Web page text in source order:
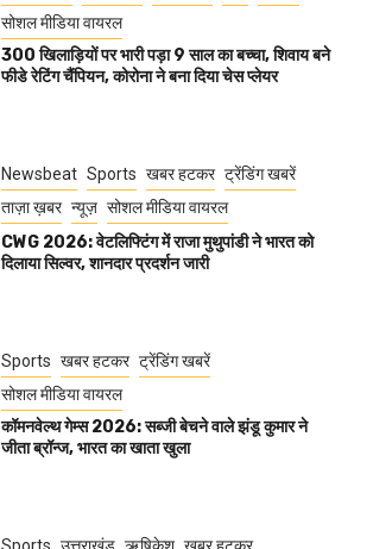
सोशल मीडिया वायरल
300 खिलाड़ियों पर भारी पड़ा 9 साल का बच्चा, शिवाय बने
फीडे रेटिंग चैंपियन, कोरोना ने बना दिया चेस प्लेयर
Newsbeat Sports खबर हटकर ट्रेंडिंग खबरें
ताज़ा ख़बर न्यूज़ सोशल मीडिया वायरल
CWG 2026: वेटलिफ्टिंग में राजा मुथुपांडी ने भारत को
दिलाया सिल्वर, शानदार प्रदर्शन जारी
Sports खबर हटकर ट्रेंडिंग खबरें
सोशल मीडिया वायरल
कॉमनवेल्थ गेम्स 2026: सब्जी बेचने वाले झंडू कुमार ने
जीता ब्रॉन्ज, भारत का खाता खुला